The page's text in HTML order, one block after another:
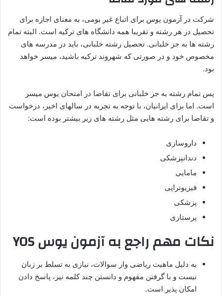
شرکت در آزمون یوس برای اتباع غیر بومی، به معنای اجازه برای
تحصیل در هر رشته و تقریبا همه دانشگاه های ترکیه است. البته تمام
رشته ها به جز خلبانی. تحصیل رشته خلبانی، باید در مدرسه های
مخصوص خود و در صورتی که شهروند ترکیه باشید، میسر خواهد
بود.
پس تمام رشته به جز خلبانی برای تقاضا در امتحان یوس میسر
است. اما برای ایرانیان، با توجه به تجربه در سالهای اخیر، درخواست
و تقاضا برای رشته هایی مثل رشته های زیر بیشتر بوده است:
داروسازی
دندانپزشکی
مامایی
فیزیوتراپی
پزشکی
پرستاری
نکات مهم راجع به آزمون یوس YOS
به دلیل ماهیت ریاضی وار سوالات، نیازی به تسلط بر زبان
نیست و با گرفتن مفهوم و دانستن چند کلمه نیز، پاسخ دادن
امکان پذیر است.